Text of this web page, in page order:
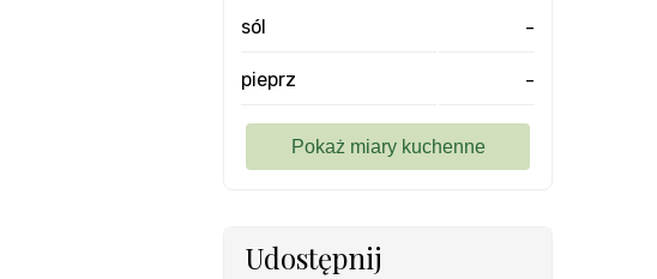
sól -
pieprz -
Udostępnij